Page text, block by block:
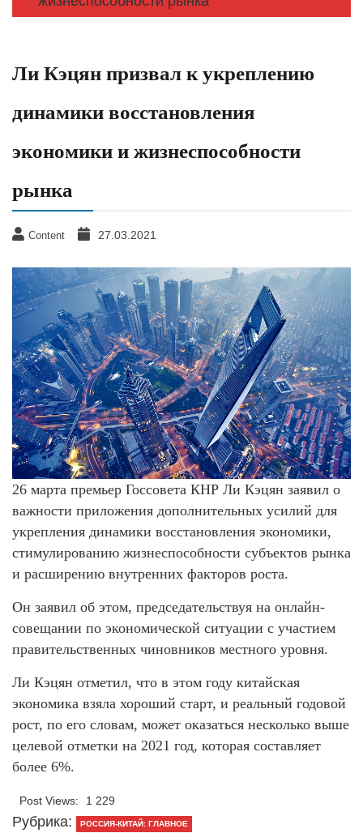
Ли Кэцян призвал к укреплению
динамики восстановления
экономики и жизнеспособности
рынка
Content 27.03.2021
26 марта премьер Госсовета КНР Ли Кэцян заявил о
важности приложения дополнительных усилий для
укрепления динамики восстановления экономики,
стимулированию жизнеспособности субъектов рынка
и расширению внутренних факторов роста.
Он заявил об этом, председательствуя на онлайн-
совещании по экономической ситуации с участием
правительственных чиновников местного уровня.
Ли Кэцян отметил, что в этом году китайская
экономика взяла хороший старт, и реальный годовой
рост, по его словам, может оказаться несколько выше
целевой отметки на 2021 год, которая составляет
более 6%.
Post Views: 1 229
Рубрика: РОССИЯ-КИТАЙ: ГЛАВНОЕ